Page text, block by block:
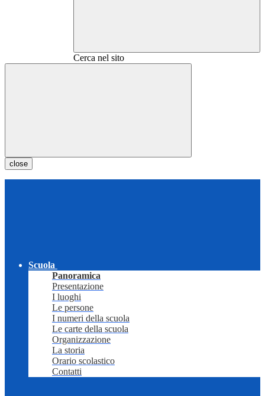
Cerca nel sito
close
Scuola
Panoramica
Presentazione
I luoghi
Le persone
I numeri della scuola
Le carte della scuola
Organizzazione
La storia
Orario scolastico
Contatti